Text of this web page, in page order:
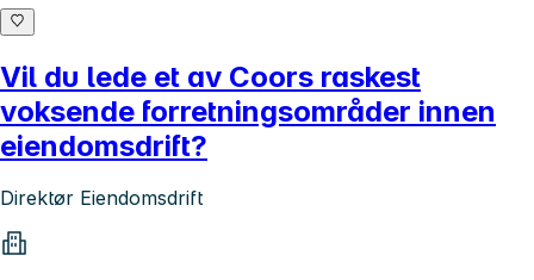
Vil du lede et av Coors raskest
voksende forretningsområder innen
eiendomsdrift?
Direktør Eiendomsdrift